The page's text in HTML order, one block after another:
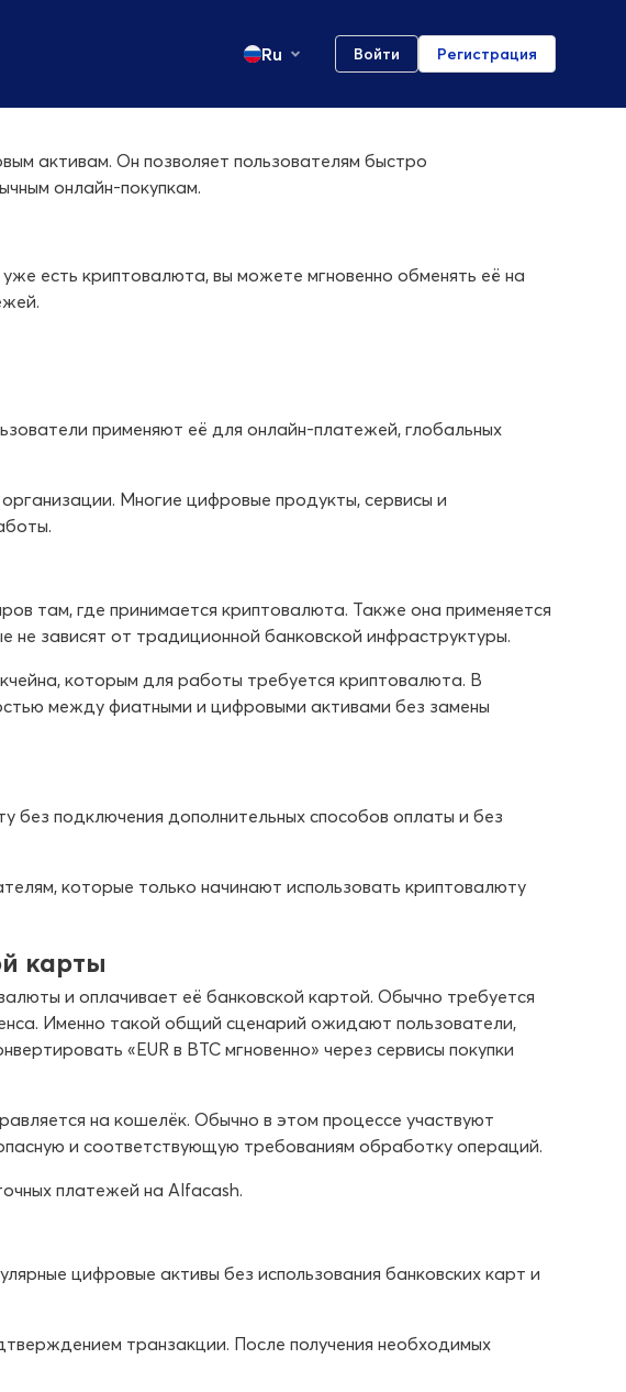
Ru Войти Регистрация
активам. Он позволяет пользователям быстро
онлайн-покупкам.
есть криптовалюта, вы можете мгновенно обменять её на
применяют её для онлайн-платежей, глобальных
Многие цифровые продукты, сервисы и
там, где принимается криптовалюта. Также она применяется
не зависят от традиционной банковской инфраструктуры.
которым для работы требуется криптовалюта. В
между фиатными и цифровыми активами без замены
без подключения дополнительных способов оплаты и без
которые только начинают использовать криптовалюту
карты
и оплачивает её банковской картой. Обычно требуется
Именно такой общий сценарий ожидают пользователи,
«EUR в BTC мгновенно» через сервисы покупки
на кошелёк. Обычно в этом процессе участвуют
и соответствующую требованиям обработку операций.
платежей на Alfacash.
цифровые активы без использования банковских карт и
транзакции. После получения необходимых